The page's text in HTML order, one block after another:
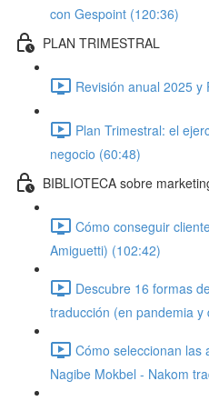
con Gespoint (120:36)
PLAN TRIMESTRAL
Revisión anual 2025 y
Plan Trimestral: el
negocio (60:48)
BIBLIOTECA sobre
Cómo conseguir
Amiguetti) (102:42)
Descubre 16 formas
traducción (en pandemia y
Cómo seleccionan las
Nagibe Mokbel - Nakom